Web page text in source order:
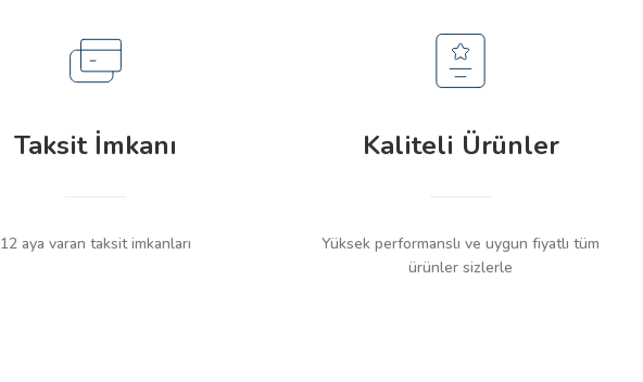
Taksit İmkanı
12 aya varan taksit imkanları
Kaliteli Ürünler
Yüksek performanslı ve uygun fiyatlı tüm
ürünler sizlerle